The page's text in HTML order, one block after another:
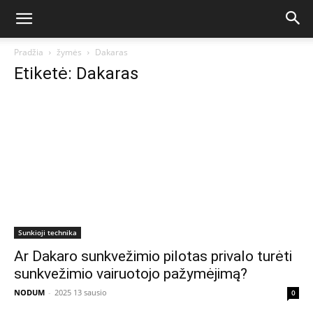
Pradžia žymės Dakaras
Etiketė: Dakaras
Sunkioji technika
Ar Dakaro sunkvežimio pilotas privalo turėti
sunkvežimio vairuotojo pažymėjimą?
NODUM - 2025 13 sausio 0